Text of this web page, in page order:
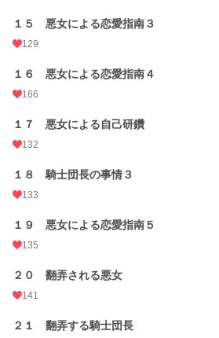
１５ 悪女による恋愛指南３
129
１６ 悪女による恋愛指南４
166
１７ 悪女による自己研鑽
132
１８ 騎士団長の事情３
133
１９ 悪女による恋愛指南５
135
２０ 翻弄される悪女
141
２１ 翻弄する騎士団長